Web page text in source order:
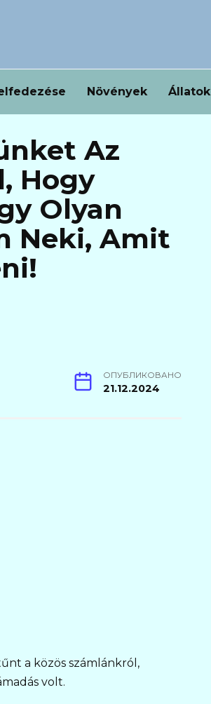
Növények Állatok
Az
Hogy
Olyan
Neki, Amit
ОПУБЛИКОВАНО
21.12.2024
a közös számlánkról,
volt.